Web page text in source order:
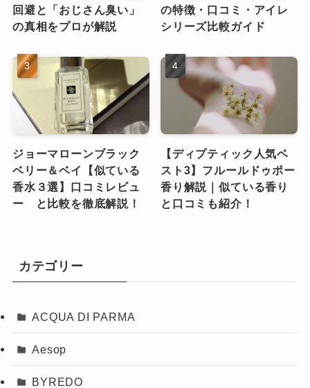
回避と「おじさん臭い」
の真相をプロが解説
の特徴・口コミ・アイレ
シリーズ比較ガイド
ジョーマローンブラック
ベリー＆ベイ【似ている
香水３選】口コミレビュ
ー と比較を徹底解説！
【ディプティック人気ベ
スト3】フルールドゥポー
香り解説｜似ている香り
と口コミも紹介！
カテゴリー
ACQUA DI PARMA
Aesop
BYREDO